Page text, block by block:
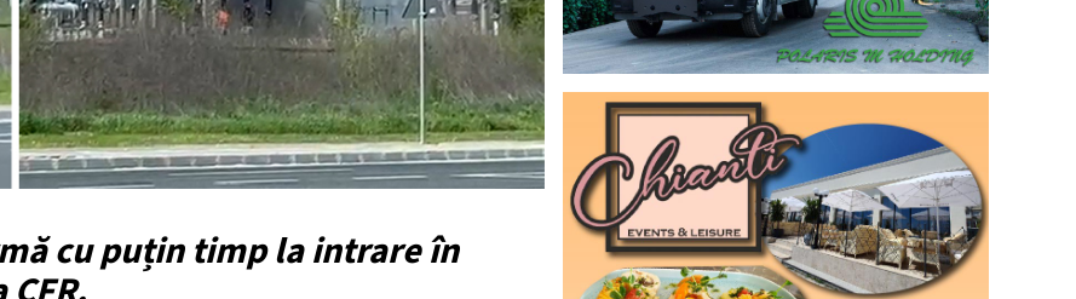
cu puțin timp la intrare în